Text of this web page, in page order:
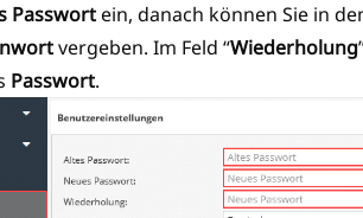
Passwortein, danach können Sie in
vergeben. Im Feld “Wiederholung
Passwort.